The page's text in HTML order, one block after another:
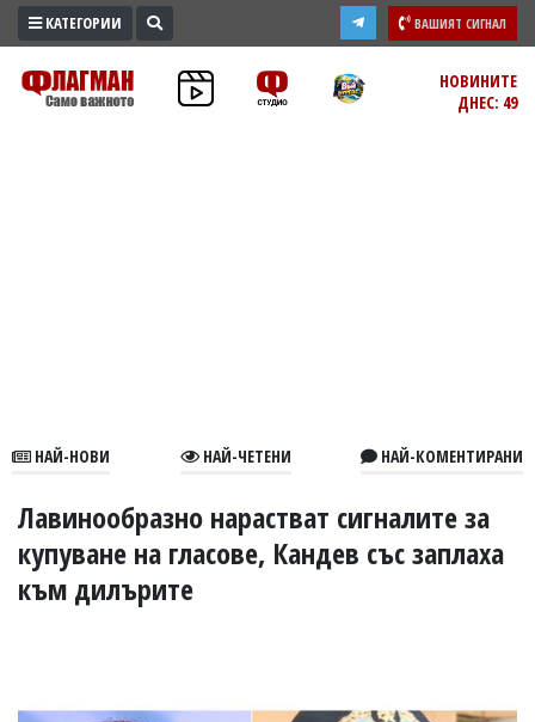
ПРОМО
ЗОНА
УКРАЙНА
СПОРТ
КАТЕГОРИИ ВАШИЯТ СИГНАЛ
НОВИНИТЕ
ДНЕС: 49
НАЙ-НОВИ НАЙ-ЧЕТЕНИ НАЙ-КОМЕНТИРАНИ
Лавинообразно нарастват сигналите за
купуване на гласове, Кандев със заплаха
към дилърите